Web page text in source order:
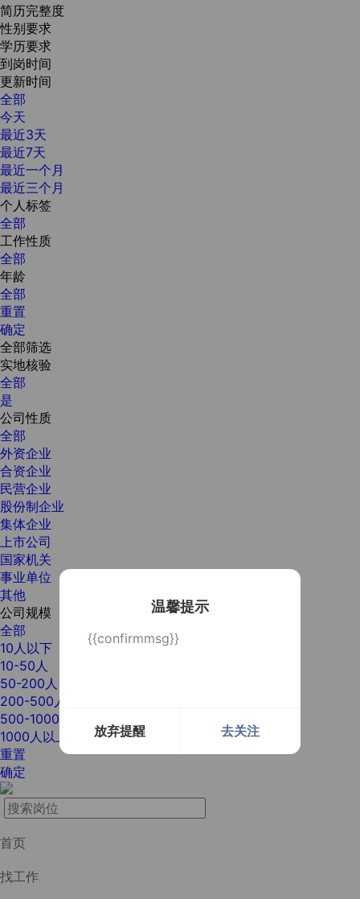
温馨提示
{{confirmmsg}}
放弃提醒 去关注
简历完整度
性别要求
学历要求
到岗时间
更新时间
全部
今天
最近3天
最近7天
最近一个月
最近三个月
个人标签
全部
工作性质
全部
年龄
全部
重置
确定
全部筛选
实地核验
全部
是
公司性质
全部
外资企业
合资企业
民营企业
股份制企业
集体企业
上市公司
国家机关
事业单位
其他
公司规模
全部
10人以下
10-50人
50-200人
200-500人
500-1000人
1000人以上
重置
确定
首页
找工作